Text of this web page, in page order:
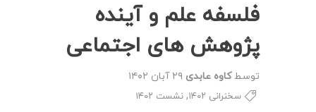
فلسفه علم و آینده
پژوهش های اجتماعی
توسطکاوه عابدی ۲۹ آبان ۱۴۰۲
سخنرانی ۱۴۰۲ , نشست ۱۴۰۲